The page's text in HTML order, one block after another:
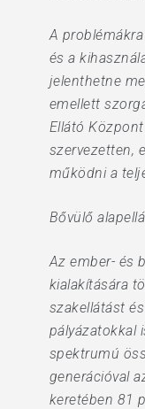
A
és a
jelenthetne
emellett
Ellátó
szervezetten,
működni a
Bővülő
Az ember- és
kialakítására
szakellátást
pályázatokkal
spektrumú
generációval
keretében 81